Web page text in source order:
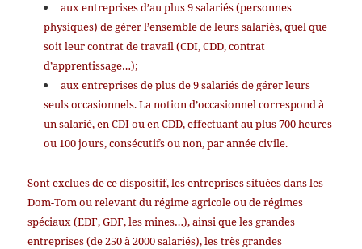
aux entreprises d’au plus 9 salariés (personnes
physiques) de gérer l’ensemble de leurs salariés, quel que
soit leur contrat de travail (CDI, CDD, contrat
d’apprentissage…);
aux entreprises de plus de 9 salariés de gérer leurs
seuls occasionnels. La notion d’occasionnel correspond à
un salarié, en CDI ou en CDD, effectuant au plus 700 heures
ou 100 jours, consécutifs ou non, par année civile.
Sont exclues de ce dispositif, les entreprises situées dans les
Dom-Tom ou relevant du régime agricole ou de régimes
spéciaux (EDF, GDF, les mines…), ainsi que les grandes
entreprises (de 250 à 2000 salariés), les très grandes